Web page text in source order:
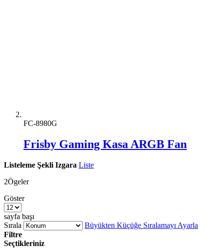
FC-8980G
Frisby Gaming Kasa ARGB Fan
Listeleme Şekli Izgara Liste
2Ögeler
Göster
sayfa başı
Sırala
Büyükten Küçüğe Sıralamayı Ayarla
Filtre
Seçtikleriniz